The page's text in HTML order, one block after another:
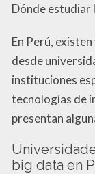
Dónde estudiar
En Perú,
desde
instituciones
tecnologías de
presentan
big data en